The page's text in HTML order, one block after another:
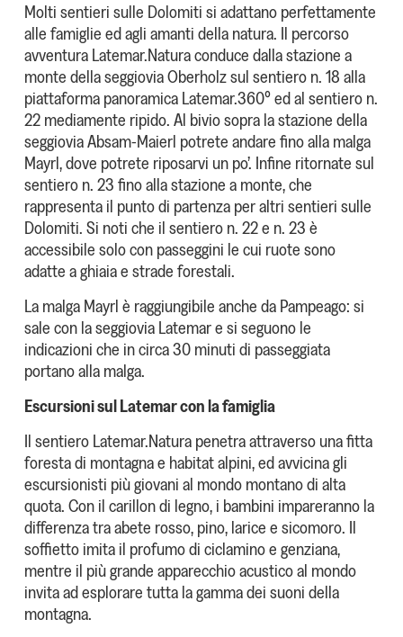
Molti sentieri sulle Dolomiti si adattano perfettamente
alle famiglie ed agli amanti della natura. Il percorso
avventura Latemar.Natura conduce dalla stazione a
monte della seggiovia Oberholz sul sentiero n. 18 alla
piattaforma panoramica Latemar.360° ed al sentiero n.
22 mediamente ripido. Al bivio sopra la stazione della
seggiovia Absam-Maierl potrete andare fino alla malga
Mayrl, dove potrete riposarvi un po’. Infine ritornate sul
sentiero n. 23 fino alla stazione a monte, che
rappresenta il punto di partenza per altri sentieri sulle
Dolomiti. Si noti che il sentiero n. 22 e n. 23 è
accessibile solo con passeggini le cui ruote sono
adatte a ghiaia e strade forestali.
La malga Mayrl è raggiungibile anche da Pampeago: si
sale con la seggiovia Latemar e si seguono le
indicazioni che in circa 30 minuti di passeggiata
portano alla malga.
Escursioni sul Latemar con la famiglia
Il sentiero Latemar.Natura penetra attraverso una fitta
foresta di montagna e habitat alpini, ed avvicina gli
escursionisti più giovani al mondo montano di alta
quota. Con il carillon di legno, i bambini impareranno la
differenza tra abete rosso, pino, larice e sicomoro. Il
soffietto imita il profumo di ciclamino e genziana,
mentre il più grande apparecchio acustico al mondo
invita ad esplorare tutta la gamma dei suoni della
montagna.